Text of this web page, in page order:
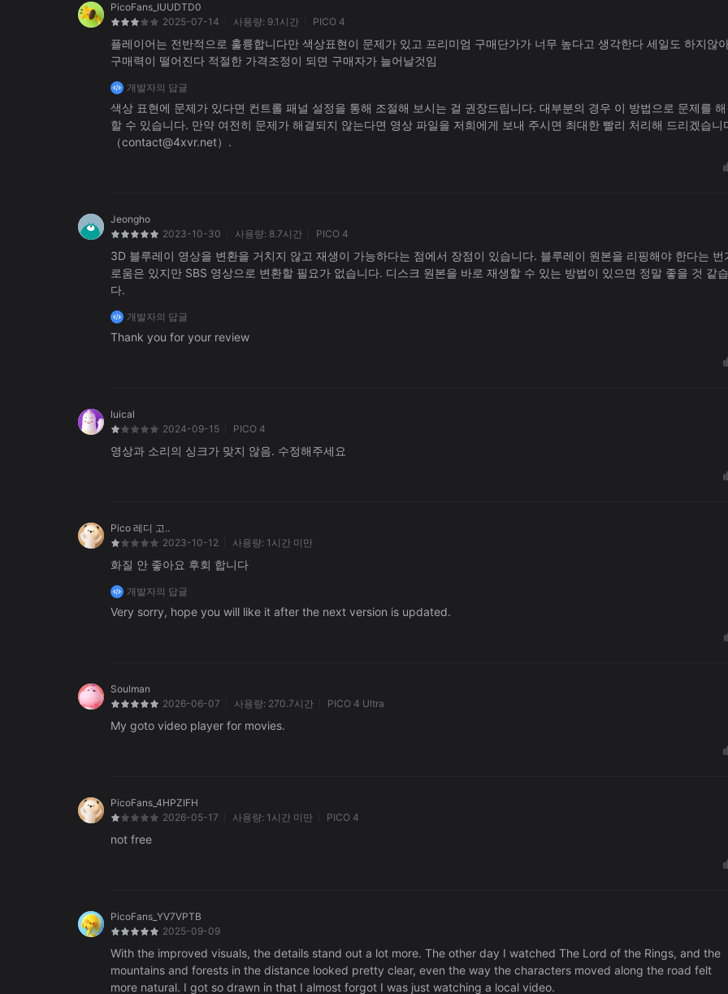
PicoFans_IUUDTD0
2025-07-14
사용량: 9.1시간 PICO 4
플레이어는 전반적으로 훌륭합니다만 색상표현이 문제가 있고 프리미엄 구매단가가 너무 높다고 생각한다 세일도 하지않
구매력이 떨어진다 적절한 가격조정이 되면 구매자가 늘어날것임
개발자의 답글
색상 표현에 문제가 있다면 컨트롤 패널 설정을 통해 조절해 보시는 걸 권장드립니다. 대부분의 경우 이 방법으로 문제를 해
할 수 있습니다. 만약 여전히 문제가 해결되지 않는다면 영상 파일을 저희에게 보내 주시면 최대한 빨리 처리해 드리겠습니
（contact@4xvr.net）.
Jeongho
2023-10-30
사용량: 8.7시간 PICO 4
3D 블루레이 영상을 변환을 거치지 않고 재생이 가능하다는 점에서 장점이 있습니다. 블루레이 원본을 리핑해야 한다는 번
로움은 있지만 SBS 영상으로 변환할 필요가 없습니다. 디스크 원본을 바로 재생할 수 있는 방법이 있으면 정말 좋을 것 같
다.
개발자의 답글
Thank you for your review
luical
2024-09-15
PICO 4
영상과 소리의 싱크가 맞지 않음. 수정해주세요
Pico 레디 고..
2023-10-12
사용량: 1시간 미만
화질 안 좋아요 후회 합니다
개발자의 답글
Very sorry, hope you will like it after the next version is updated.
Soulman
2026-06-07
사용량: 270.7시간 PICO 4 Ultra
My goto video player for movies.
PicoFans_4HPZIFH
2026-05-17
사용량: 1시간 미만 PICO 4
not free
PicoFans_YV7VPTB
2025-09-09
With the improved visuals, the details stand out a lot more. The other day I watched The Lord of the Rings, and the
mountains and forests in the distance looked pretty clear, even the way the characters moved along the road felt
more natural. I got so drawn in that I almost forgot I was just watching a local video.